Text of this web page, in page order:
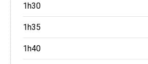
1h30
1h35
1h40